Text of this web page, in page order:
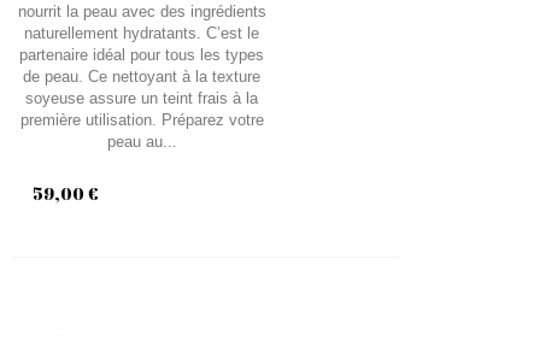
nourrit la peau avec des ingrédients
naturellement hydratants. C’est le
partenaire idéal pour tous les types
de peau. Ce nettoyant à la texture
soyeuse assure un teint frais à la
première utilisation. Préparez votre
peau au...
59,00 €